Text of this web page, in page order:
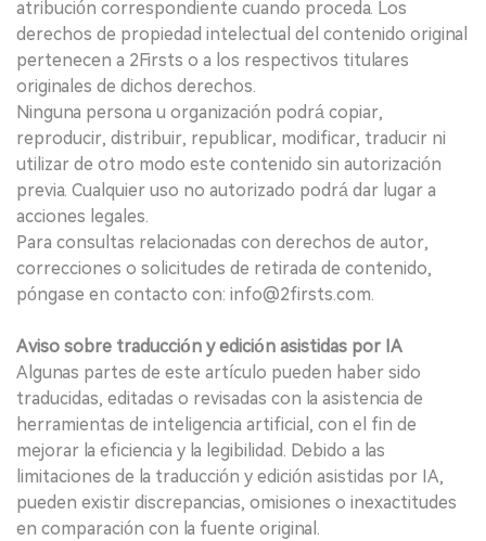
atribución correspondiente cuando proceda. Los
derechos de propiedad intelectual del contenido original
pertenecen a 2Firsts o a los respectivos titulares
originales de dichos derechos.
Ninguna persona u organización podrá copiar,
reproducir, distribuir, republicar, modificar, traducir ni
utilizar de otro modo este contenido sin autorización
previa. Cualquier uso no autorizado podrá dar lugar a
acciones legales.
Para consultas relacionadas con derechos de autor,
correcciones o solicitudes de retirada de contenido,
póngase en contacto con: info@2firsts.com.
Aviso sobre traducción y edición asistidas por IA
Algunas partes de este artículo pueden haber sido
traducidas, editadas o revisadas con la asistencia de
herramientas de inteligencia artificial, con el fin de
mejorar la eficiencia y la legibilidad. Debido a las
limitaciones de la traducción y edición asistidas por IA,
pueden existir discrepancias, omisiones o inexactitudes
en comparación con la fuente original.